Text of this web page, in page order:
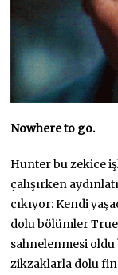
Nowhere to go.
Hunter bu zekice
çalışırken
çıkıyor: Kendi
dolu bölümler
sahnelenmesi
zikzaklarla dolu